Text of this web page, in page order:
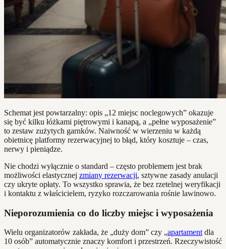
Schemat jest powtarzalny: opis „12 miejsc noclegowych” okazuje
się być kilku łóżkami piętrowymi i kanapą, a „pełne wyposażenie”
to zestaw zużytych garnków. Naiwność w wierzeniu w każdą
obietnicę platformy rezerwacyjnej to błąd, który kosztuje – czas,
nerwy i pieniądze.
Nie chodzi wyłącznie o standard – często problemem jest brak
możliwości elastycznej zmiany rezerwacji, sztywne zasady anulacji
czy ukryte opłaty. To wszystko sprawia, że bez rzetelnej weryfikacji
i kontaktu z właścicielem, ryzyko rozczarowania rośnie lawinowo.
Nieporozumienia co do liczby miejsc i wyposażenia
Wielu organizatorów zakłada, że „duży dom” czy „apartament dla
10 osób” automatycznie znaczy komfort i przestrzeń. Rzeczywistość